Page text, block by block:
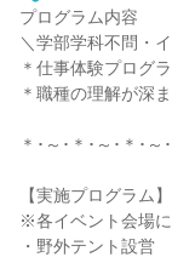
プログラム内容
＼学部学科不問・
＊仕事体験プログ
＊職種の理解が深ま
＊･～･＊･～･＊･～
【実施プログラム】
※各イベント会場
・野外テント設営